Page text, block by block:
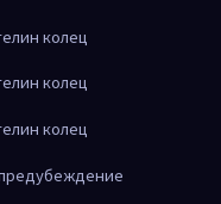
колец
колец
колец